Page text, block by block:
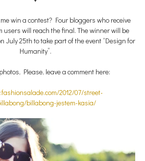
win a contest? Four bloggers who receive
users will reach the final. The winner will be
July 25th to take part of the event “Design for
Humanity”.
Please, leave a comment here:
2012/07/street-
billabong-jestem-kasia/